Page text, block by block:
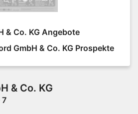
& Co. KG Angebote
GmbH & Co. KG Prospekte
& Co. KG
7